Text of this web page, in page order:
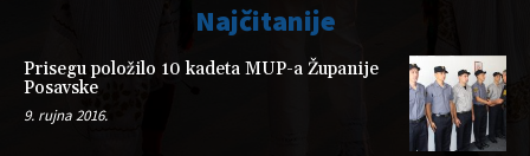
Najčitanije
Prisegu položilo 10 kadeta MUP-a Županije
Posavske
9. rujna 2016.